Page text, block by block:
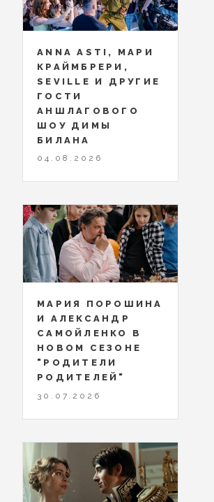
ANNA ASTI, МАРИ
КРАЙМБРЕРИ,
SEVILLE И ДРУГИЕ
ГОСТИ
АНШЛАГОВОГО
ШОУ ДИМЫ
БИЛАНА
04.08.2026
МАРИЯ ПОРОШИНА
И АЛЕКСАНДР
САМОЙЛЕНКО В
НОВОМ СЕЗОНЕ
"РОДИТЕЛИ
РОДИТЕЛЕЙ"
30.07.2026